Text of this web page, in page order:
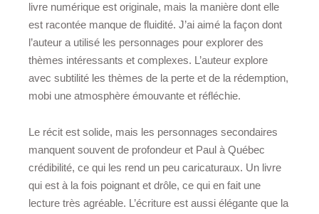
livre numérique est originale, mais la manière dont elle
est racontée manque de fluidité. J’ai aimé la façon dont
l’auteur a utilisé les personnages pour explorer des
thèmes intéressants et complexes. L’auteur explore
avec subtilité les thèmes de la perte et de la rédemption,
mobi une atmosphère émouvante et réfléchie.
Le récit est solide, mais les personnages secondaires
manquent souvent de profondeur et Paul à Québec
crédibilité, ce qui les rend un peu caricaturaux. Un livre
qui est à la fois poignant et drôle, ce qui en fait une
lecture très agréable. L’écriture est aussi élégante que la